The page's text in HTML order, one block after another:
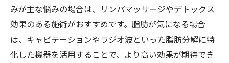
みが主な悩みの場合は、リンパマッサージやデトックス
効果のある施術がおすすめです。脂肪が気になる場合
は、キャビテーションやラジオ波といった脂肪分解に特
化した機器を活用することで、より高い効果が期待でき